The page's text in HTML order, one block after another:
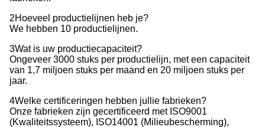
2Hoeveel productielijnen heb je?
We hebben 10 productielijnen.
3Wat is uw productiecapaciteit?
Ongeveer 3000 stuks per productielijn, met een capaciteit
van 1,7 miljoen stuks per maand en 20 miljoen stuks per
jaar.
4Welke certificeringen hebben jullie fabrieken?
Onze fabrieken zijn gecertificeerd met ISO9001
(Kwaliteitssysteem), ISO14001 (Milieubescherming),